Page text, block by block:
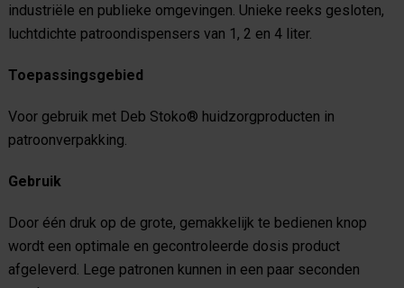
industriële en publieke omgevingen. Unieke reeks gesloten,
luchtdichte patroondispensers van 1, 2 en 4 liter.
Toepassingsgebied
Voor gebruik met Deb Stoko® huidzorgproducten in
patroonverpakking.
Gebruik
Door één druk op de grote, gemakkelijk te bedienen knop
wordt een optimale en gecontroleerde dosis product
afgeleverd. Lege patronen kunnen in een paar seconden